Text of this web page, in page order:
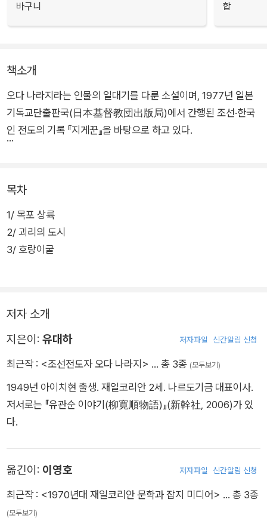
바구니 합
책소개
오다 나라지라는 인물의 일대기를 다룬 소설이며, 1977년 일본
기독교단출판국(日本基督教団出版局)에서 간행된 조선·한국
인 전도의 기록 『지게꾼』을 바탕으로 하고 있다.
강점기에 조선 땅에 홀로 건너가 기독교 명제 중 하나인 ‘이웃 사
랑’을 실천하고, 아시아 패권 수립을 목표로 했던 일본에 시비(是
非)를 가리지 않고 감연(敢然)히 맞섰던 인물이다. 그는 조선인
을 이해하기 위해 언어, 문화를 배우고 심지어 이름마저 바꿨다.
그의 한글 이름 전영복에는 깊은 의미가 있다. 성(姓)인 전(田)은
한국과 일본은 해방 후 약 20년이 흐른 1965년, 한일기본조약을
러나 북한은 여전히 한국과 휴전 중이고, 일본과는 국교조차 없
다. 남북이 하나였던 그때, 한반도를 걸으며 종교로 사랑을 실천
하고 조선과 일본의 경계를 없애고자 했던 그의 눈에 비친 조선은
어떤 모습이었을까? 이 책은 그의 눈에 비친 조선의 모습, 그리고
목차
1/ 목포 상륙
2/ 괴리의 도시
3/ 호랑이굴
저자 소개
지은이: 유대하 저자파일 신간알림 신청
최근작 : <조선전도자 오다 나라지> … 총 3종 (모두보기)
1949년 아이치현 출생. 재일코리안 2세. 나르도기금 대표이사.
저서로는 『유관순 이야기(柳寛順物語)』(新幹社, 2006)가 있
다.
옮긴이: 이영호 저자파일 신간알림 신청
최근작 : <1970년대 재일코리안 문학과 잡지 미디어> … 총 3종
(모두보기)